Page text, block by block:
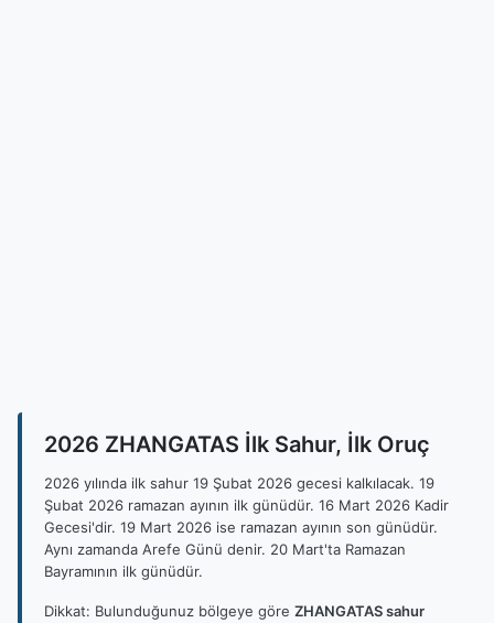
2026 ZHANGATAS İlk Sahur, İlk Oruç
2026 yılında ilk sahur 19 Şubat 2026 gecesi kalkılacak. 19
Şubat 2026 ramazan ayının ilk günüdür. 16 Mart 2026 Kadir
Gecesi'dir. 19 Mart 2026 ise ramazan ayının son günüdür.
Aynı zamanda Arefe Günü denir. 20 Mart'ta Ramazan
Bayramının ilk günüdür.
Dikkat: Bulunduğunuz bölgeye göre ZHANGATAS sahur